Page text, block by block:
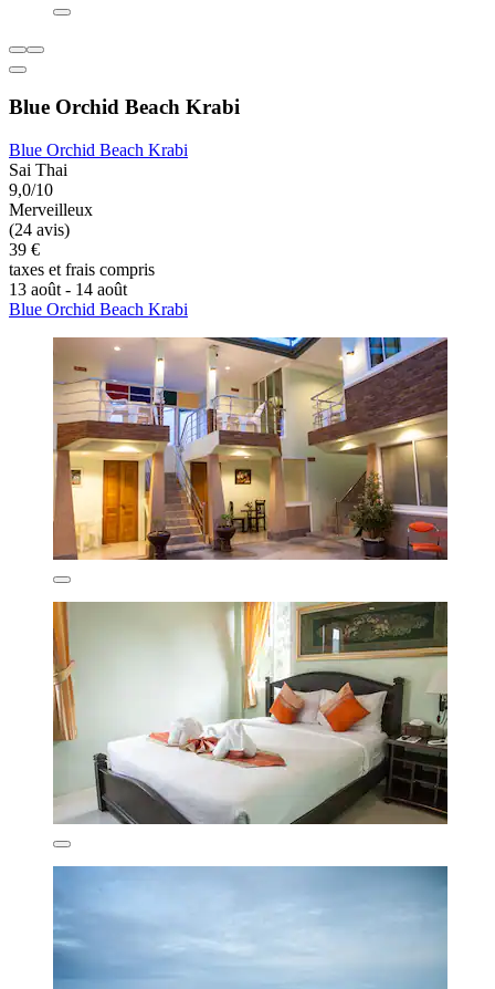
Blue Orchid Beach Krabi
Blue Orchid Beach Krabi
Sai Thai
9,0/10
Merveilleux
(24 avis)
39 €
taxes et frais compris
13 août - 14 août
Blue Orchid Beach Krabi